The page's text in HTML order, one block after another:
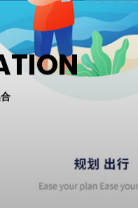
TION